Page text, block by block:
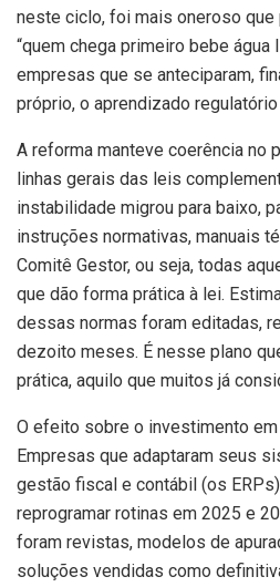
neste ciclo, foi mais oneroso que
“quem chega primeiro bebe água
empresas que se anteciparam,
próprio, o aprendizado
A reforma manteve coerência no
linhas gerais das leis
instabilidade migrou para baixo,
instruções normativas, manuais
Comitê Gestor, ou seja, todas
que dão forma prática à lei.
dessas normas foram editadas,
dezoito meses. É nesse plano
prática, aquilo que muitos já
O efeito sobre o investimento
Empresas que adaptaram seus
gestão fiscal e contábil (os
reprogramar rotinas em 2025 e
foram revistas, modelos de
soluções vendidas como